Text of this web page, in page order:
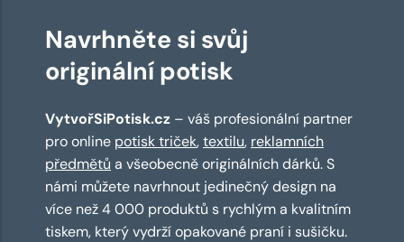
Navrhněte si svůj
originální potisk
VytvořSiPotisk.cz – váš profesionální partner
pro online potisk triček,textilu, reklamních
předmětů a všeobecně originálních dárků. S
námi můžete navrhnout jedinečný design na
více než 4 000 produktů s rychlým a kvalitním
tiskem, který vydrží opakované praní i sušičku.